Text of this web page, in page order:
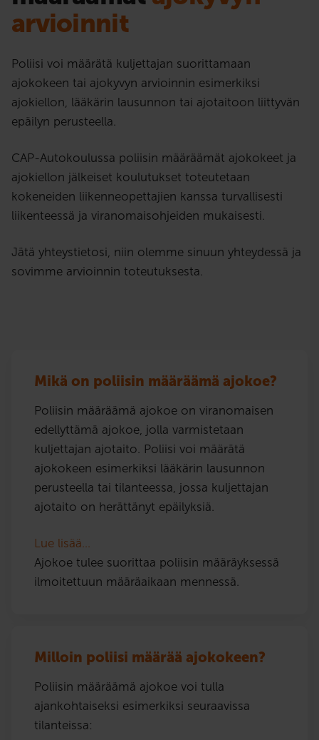
arvioinnit
Poliisi voi määrätä kuljettajan suorittamaan
ajokokeen tai ajokyvyn arvioinnin esimerkiksi
ajokiellon, lääkärin lausunnon tai ajotaitoon liittyvän
epäilyn perusteella.
CAP-Autokoulussa poliisin määräämät ajokokeet ja
ajokiellon jälkeiset koulutukset toteutetaan
kokeneiden liikenneopettajien kanssa turvallisesti
liikenteessä ja viranomaisohjeiden mukaisesti.
Jätä yhteystietosi, niin olemme sinuun yhteydessä ja
sovimme arvioinnin toteutuksesta.
Mikä on poliisin määräämä ajokoe?
Poliisin määräämä ajokoe on viranomaisen
edellyttämä ajokoe, jolla varmistetaan
kuljettajan ajotaito. Poliisi voi määrätä
ajokokeen esimerkiksi lääkärin lausunnon
perusteella tai tilanteessa, jossa kuljettajan
ajotaito on herättänyt epäilyksiä.
Lue lisää…
Ajokoe tulee suorittaa poliisin määräyksessä
ilmoitettuun määräaikaan mennessä.
Milloin poliisi määrää ajokokeen?
Poliisin määräämä ajokoe voi tulla
ajankohtaiseksi esimerkiksi seuraavissa
tilanteissa: